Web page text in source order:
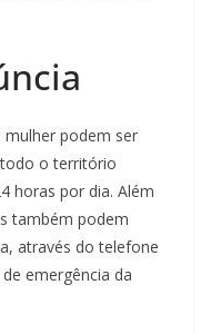
mulher podem ser
o território
horas por dia. Além
também podem
através do telefone
emergência da